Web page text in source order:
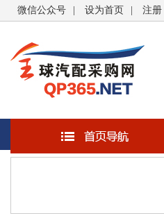
微信公众号 设为首页 注册